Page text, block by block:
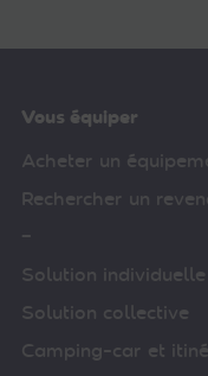
Vous équiper
Acheter un
Rechercher un
–
Solution individuelle
Solution collective
Camping-car et